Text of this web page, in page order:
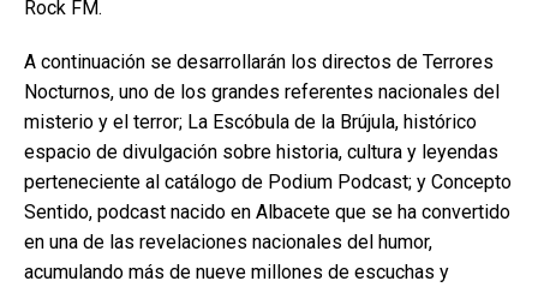
Rock FM.
A continuación se desarrollarán los directos de Terrores
Nocturnos, uno de los grandes referentes nacionales del
misterio y el terror; La Escóbula de la Brújula, histórico
espacio de divulgación sobre historia, cultura y leyendas
perteneciente al catálogo de Podium Podcast; y Concepto
Sentido, podcast nacido en Albacete que se ha convertido
en una de las revelaciones nacionales del humor,
acumulando más de nueve millones de escuchas y